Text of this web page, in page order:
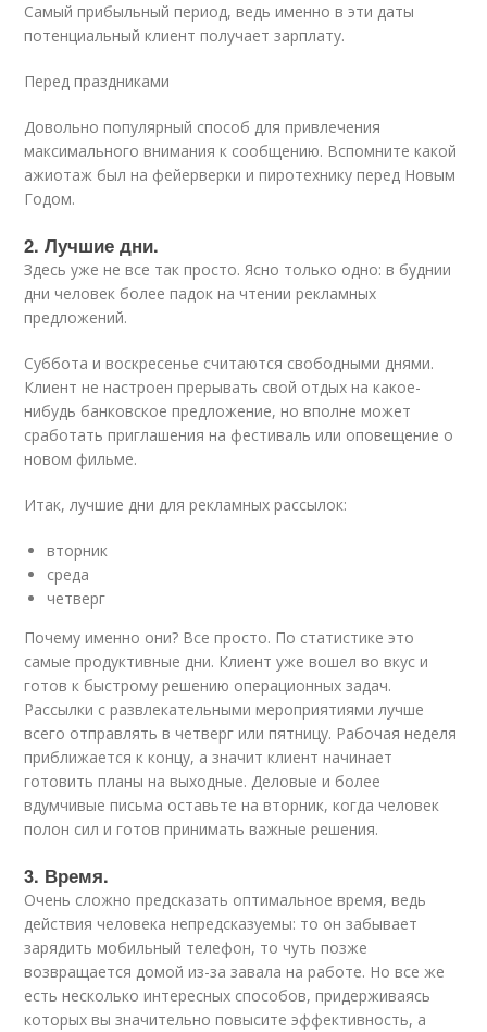
Самый прибыльный период, ведь именно в эти даты
потенциальный клиент получает зарплату.
Перед праздниками
Довольно популярный способ для привлечения
максимального внимания к сообщению. Вспомните какой
ажиотаж был на фейерверки и пиротехнику перед Новым
Годом.
2. Лучшие дни.
Здесь уже не все так просто. Ясно только одно: в буднии
дни человек более падок на чтении рекламных
предложений.
Суббота и воскресенье считаются свободными днями.
Клиент не настроен прерывать свой отдых на какое-
нибудь банковское предложение, но вполне может
сработать приглашения на фестиваль или оповещение о
новом фильме.
Итак, лучшие дни для рекламных рассылок:
вторник
среда
четверг
Почему именно они? Все просто. По статистике это
самые продуктивные дни. Клиент уже вошел во вкус и
готов к быстрому решению операционных задач.
Рассылки с развлекательными мероприятиями лучше
всего отправлять в четверг или пятницу. Рабочая неделя
приближается к концу, а значит клиент начинает
готовить планы на выходные. Деловые и более
вдумчивые письма оставьте на вторник, когда человек
полон сил и готов принимать важные решения.
3. Время.
Очень сложно предсказать оптимальное время, ведь
действия человека непредсказуемы: то он забывает
зарядить мобильный телефон, то чуть позже
возвращается домой из-за завала на работе. Но все же
есть несколько интересных способов, придерживаясь
которых вы значительно повысите эффективность, а